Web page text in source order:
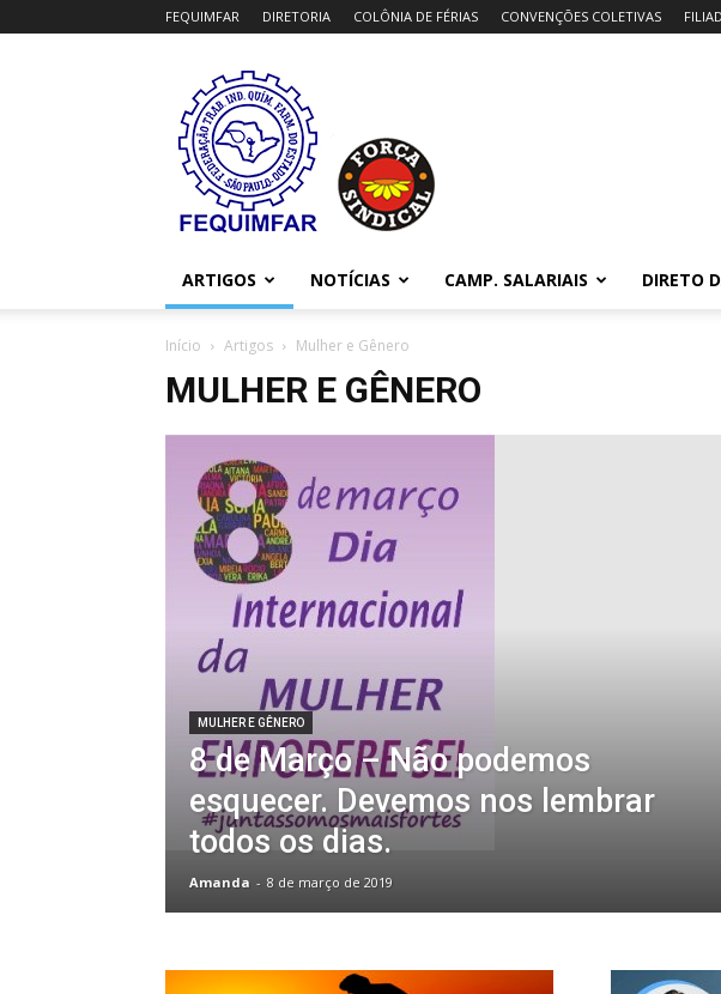
FEQUIMFAR DIRETORIA COLÔNIA DE FÉRIAS CONVENÇÕES COLETIVAS
ARTIGOS NOTÍCIAS CAMP. SALARIAIS DIRETO
Início Artigos Mulher e Gênero
MULHER E GÊNERO
MULHER E GÊNERO
8 de Março – Não podemos
esquecer. Devemos nos lembrar
todos os dias.
Amanda - 8 de março de 2019